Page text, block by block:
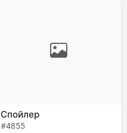
Спойлер
#4855